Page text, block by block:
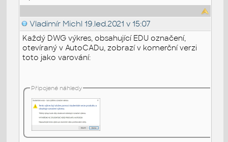
Vladimír Michl 19.led.2021 v 15:07
Každý DWG výkres, obsahující EDU označení,
otevíraný v AutoCADu, zobrazí v komerční verzi
toto jako varování:
Připojené náhledy